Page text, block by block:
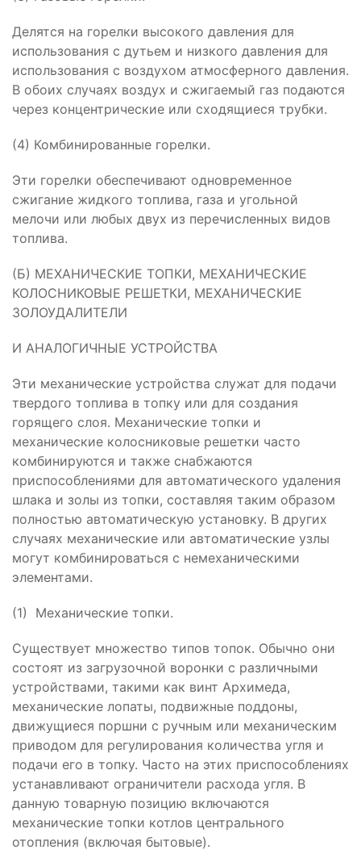
Делятся на горелки высокого давления для
использования с дутьем и низкого давления для
использования с воздухом атмосферного давления.
В обоих случаях воздух и сжигаемый газ подаются
через концентрические или сходящиеся трубки.
(4) Комбинированные горелки.
Эти горелки обеспечивают одновременное
сжигание жидкого топлива, газа и угольной
мелочи или любых двух из перечисленных видов
топлива.
(Б) МЕХАНИЧЕСКИЕ ТОПКИ, МЕХАНИЧЕСКИЕ
КОЛОСНИКОВЫЕ РЕШЕТКИ, МЕХАНИЧЕСКИЕ
ЗОЛОУДАЛИТЕЛИ
И АНАЛОГИЧНЫЕ УСТРОЙСТВА
Эти механические устройства служат для подачи
твердого топлива в топку или для создания
горящего слоя. Механические топки и
механические колосниковые решетки часто
комбинируются и также снабжаются
приспособлениями для автоматического удаления
шлака и золы из топки, составляя таким образом
полностью автоматическую установку. В других
случаях механические или автоматические узлы
могут комбинироваться с немеханическими
элементами.
(1) Механические топки.
Существует множество типов топок. Обычно они
состоят из загрузочной воронки с различными
устройствами, такими как винт Архимеда,
механические лопаты, подвижные поддоны,
движущиеся поршни с ручным или механическим
приводом для регулирования количества угля и
подачи его в топку. Часто на этих приспособлениях
устанавливают ограничители расхода угля. В
данную товарную позицию включаются
механические топки котлов центрального
отопления (включая бытовые).